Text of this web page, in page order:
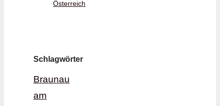
Österreich
Schlagwörter
Braunau
am